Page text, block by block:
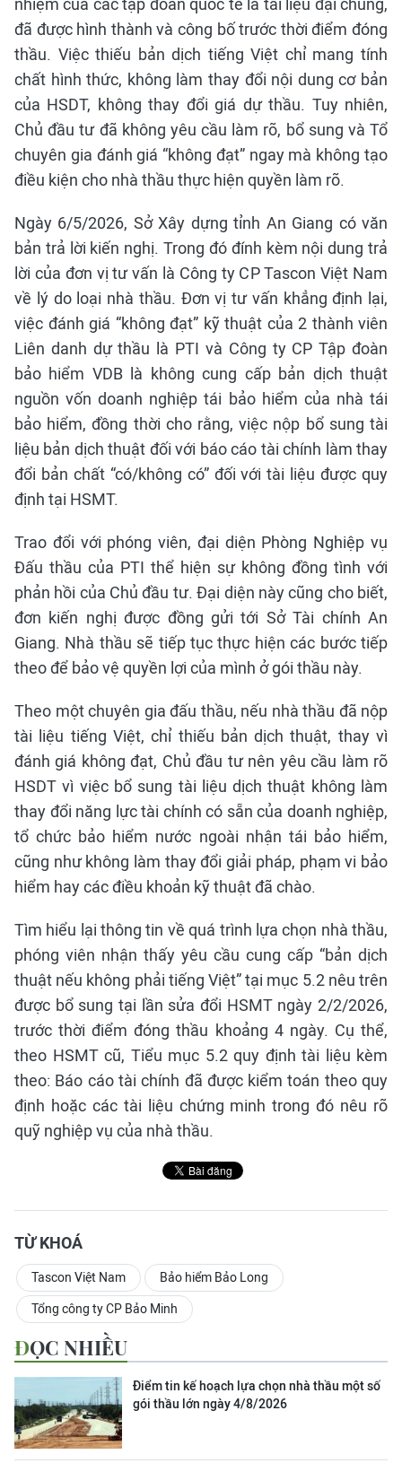
nhiệm của các tập đoàn quốc tế là tài liệu đại chúng,
đã được hình thành và công bố trước thời điểm đóng
thầu. Việc thiếu bản dịch tiếng Việt chỉ mang tính
chất hình thức, không làm thay đổi nội dung cơ bản
của HSDT, không thay đổi giá dự thầu. Tuy nhiên,
Chủ đầu tư đã không yêu cầu làm rõ, bổ sung và Tổ
chuyên gia đánh giá “không đạt” ngay mà không tạo
điều kiện cho nhà thầu thực hiện quyền làm rõ.
Ngày 6/5/2026, Sở Xây dựng tỉnh An Giang có văn
bản trả lời kiến nghị. Trong đó đính kèm nội dung trả
lời của đơn vị tư vấn là Công ty CP Tascon Việt Nam
về lý do loại nhà thầu. Đơn vị tư vấn khẳng định lại,
việc đánh giá “không đạt” kỹ thuật của 2 thành viên
Liên danh dự thầu là PTI và Công ty CP Tập đoàn
bảo hiểm VDB là không cung cấp bản dịch thuật
nguồn vốn doanh nghiệp tái bảo hiểm của nhà tái
bảo hiểm, đồng thời cho rằng, việc nộp bổ sung tài
liệu bản dịch thuật đối với báo cáo tài chính làm thay
đổi bản chất “có/không có” đối với tài liệu được quy
định tại HSMT.
Trao đổi với phóng viên, đại diện Phòng Nghiệp vụ
Đấu thầu của PTI thể hiện sự không đồng tình với
phản hồi của Chủ đầu tư. Đại diện này cũng cho biết,
đơn kiến nghị được đồng gửi tới Sở Tài chính An
Giang. Nhà thầu sẽ tiếp tục thực hiện các bước tiếp
theo để bảo vệ quyền lợi của mình ở gói thầu này.
Theo một chuyên gia đấu thầu, nếu nhà thầu đã nộp
tài liệu tiếng Việt, chỉ thiếu bản dịch thuật, thay vì
đánh giá không đạt, Chủ đầu tư nên yêu cầu làm rõ
HSDT vì việc bổ sung tài liệu dịch thuật không làm
thay đổi năng lực tài chính có sẵn của doanh nghiệp,
tổ chức bảo hiểm nước ngoài nhận tái bảo hiểm,
cũng như không làm thay đổi giải pháp, phạm vi bảo
hiểm hay các điều khoản kỹ thuật đã chào.
Tìm hiểu lại thông tin về quá trình lựa chọn nhà thầu,
phóng viên nhận thấy yêu cầu cung cấp “bản dịch
thuật nếu không phải tiếng Việt” tại mục 5.2 nêu trên
được bổ sung tại lần sửa đổi HSMT ngày 2/2/2026,
trước thời điểm đóng thầu khoảng 4 ngày. Cụ thể,
theo HSMT cũ, Tiểu mục 5.2 quy định tài liệu kèm
theo: Báo cáo tài chính đã được kiểm toán theo quy
định hoặc các tài liệu chứng minh trong đó nêu rõ
quỹ nghiệp vụ của nhà thầu.
TỪ KHOÁ
Tascon Việt Nam Bảo hiểm Bảo Long
Tổng công ty CP Bảo Minh
ĐỌC NHIỀU
Điểm tin kế hoạch lựa chọn nhà thầu một số
gói thầu lớn ngày 4/8/2026